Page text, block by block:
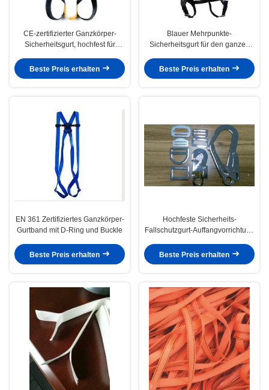
CE-zertifizierter Ganzkörper-
Sicherheitsgurt, hochfest für
Beste Preis erhalten
Blauer Mehrpunkte-
Sicherheitsgurt für den ganzen
Rettungsgurt
Beste Preis erhalten
EN 361 Zertifiziertes Ganzkörper-
Gurtband mit D-Ring und Buckle
Beste Preis erhalten
Hochfeste Sicherheits-
Fallschutzgurt-Auffangvorrichtung
Beste Preis erhalten